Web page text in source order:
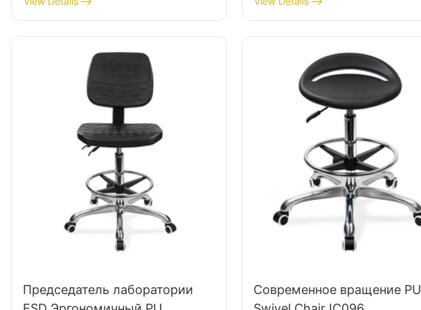
ножным кольцом &
Алюминиевая 5-звездочная
база для лабораторий/чистых
Оправа подлокотники.
Председатель лаборатории
Современное вращение PU